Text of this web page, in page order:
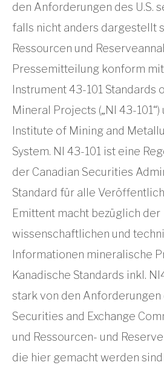
den Anforderungen des U.S.
falls nicht anders dargestellt
Ressourcen und
Pressemitteilung konform
Instrument 43-101
Mineral Projects („NI 43-
Institute of Mining and
System. NI 43-101 ist eine
der Canadian Securities
Standard für alle
Emittent macht bezüglich der
wissenschaftlichen und
Informationen mineralische
Kanadische Standards inkl.
stark von den Anforderungen
Securities and Exchange
und Ressourcen- und
die hier gemacht werden